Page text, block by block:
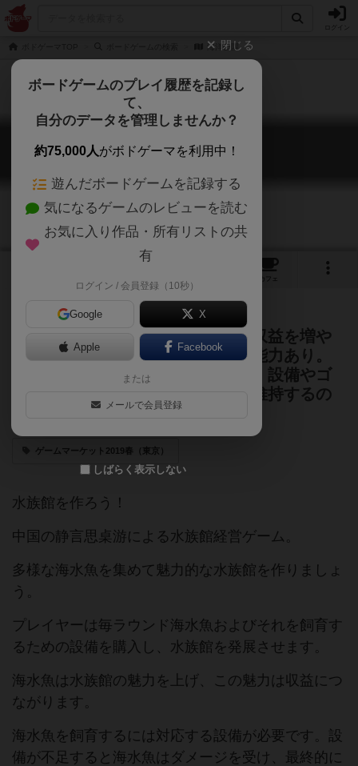
海洋公園
海洋公園
Ocean-taiwan
カフェ
魚を買って水族館の人気を高め、収益を増や
す拡大再生産。魚には様々な特殊能力あり。
成長したり、子供が増えることも。設備やゴ
ミ処理能力を強化し、魚の健康を維持するの
も大事です。
ゲームマーケット2019春（東京）
水族館を作ろう！
中国の静言思桌游による水族館経営ゲーム。
多様な海水魚を集めて魅力的な水族館を作りましょ
う。
プレイヤーは毎ラウンド海水魚およびそれを飼育す
るための設備を購入し、水族館を発展させます。
海水魚は水族館の魅力を上げ、この魅力は収益につ
ながります。
海水魚を飼育するには対応する設備が必要です。設
備が不足すると海水魚はダメージを受け、最終的に
閉じる
ボードゲームのプレイ履歴を記録し
て、
自分のデータを管理しませんか？
約75,000人がボドゲーマを利用中！
遊んだボードゲームを記録する
気になるゲームのレビューを読む
お気に入り作品・所有リストの共
有
ログイン / 会員登録（10秒）
Google X
Apple Facebook
または
メールで会員登録
しばらく表示しない